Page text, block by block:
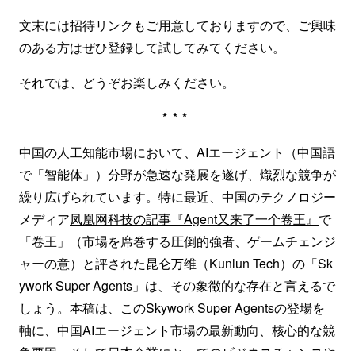
文末には招待リンクもご用意しておりますので、ご興味
のある方はぜひ登録して試してみてください。
それでは、どうぞお楽しみください。
***
中国の人工知能市場において、AIエージェント（中国語
で「智能体」）分野が急速な発展を遂げ、熾烈な競争が
繰り広げられています。特に最近、中国のテクノロジー
メディア凤凰网科技の記事『Agent又来了一个卷王』 で
「卷王」（市場を席巻する圧倒的強者、ゲームチェンジ
ャーの意）と評された昆仑万维（Kunlun Tech）の「Sk
ywork Super Agents」は、その象徴的な存在と言えるで
しょう。本稿は、このSkywork Super Agentsの登場を
軸に、中国AIエージェント市場の最新動向、核心的な競